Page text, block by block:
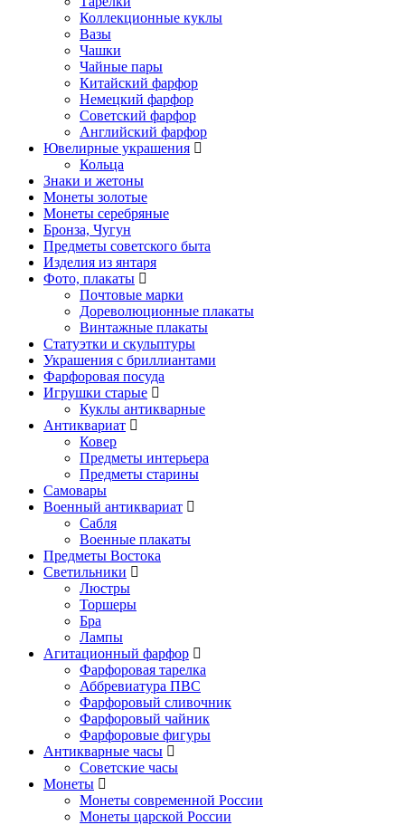
Коллекционные куклы
Вазы
Чашки
Чайные пары
Китайский фарфор
Немецкий фарфор
Советский фарфор
Английский фарфор
Ювелирные украшения
Кольца
Знаки и жетоны
Монеты золотые
Монеты серебряные
Бронза, Чугун
Предметы советского быта
Изделия из янтаря
Фото, плакаты
Почтовые марки
Дореволюционные плакаты
Винтажные плакаты
Статуэтки и скульптуры
Украшения с бриллиантами
Фарфоровая посуда
Игрушки старые
Куклы антикварные
Антиквариат
Ковер
Предметы интерьера
Предметы старины
Самовары
Военный антиквариат
Сабля
Военные плакаты
Предметы Востока
Светильники
Люстры
Торшеры
Бра
Лампы
Агитационный фарфор
Фарфоровая тарелка
Аббревиатура ПВС
Фарфоровый сливочник
Фарфоровый чайник
Фарфоровые фигуры
Антикварные часы
Советские часы
Монеты
Монеты современной России
Монеты царской России